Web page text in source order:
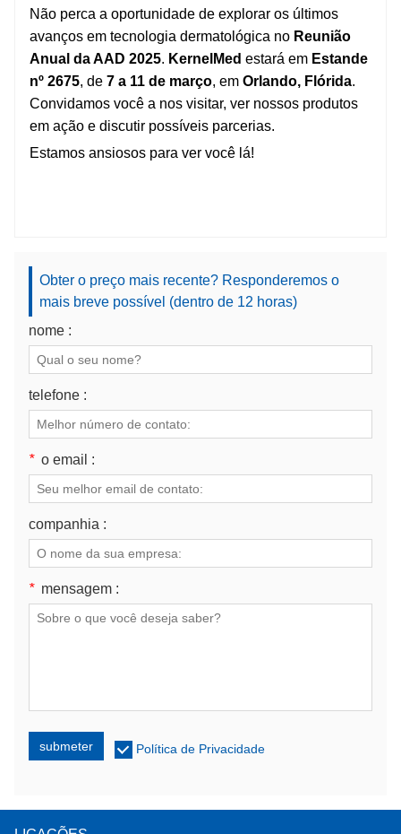
Não perca a oportunidade de explorar os últimos
avanços em tecnologia dermatológica no Reunião
Anual da AAD 2025. KernelMed estará em Estande
nº 2675, de 7 a 11 de março, em Orlando, Flórida.
Convidamos você a nos visitar, ver nossos produtos
em ação e discutir possíveis parcerias.
Estamos ansiosos para ver você lá!
Obter o preço mais recente? Responderemos o
mais breve possível (dentro de 12 horas)
nome :
telefone :
* o email :
companhia :
* mensagem :
submeter Política de Privacidade